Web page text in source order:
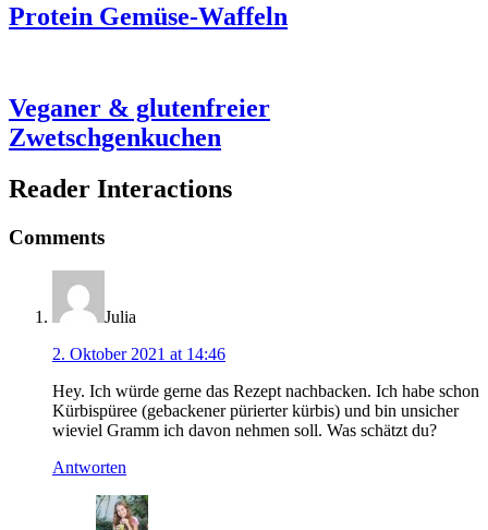
Protein Gemüse-Waffeln
Veganer & glutenfreier
Zwetschgenkuchen
Reader Interactions
Comments
Julia
2. Oktober 2021 at 14:46
Hey. Ich würde gerne das Rezept nachbacken. Ich habe schon
Kürbispüree (gebackener pürierter kürbis) und bin unsicher
wieviel Gramm ich davon nehmen soll. Was schätzt du?
Antworten